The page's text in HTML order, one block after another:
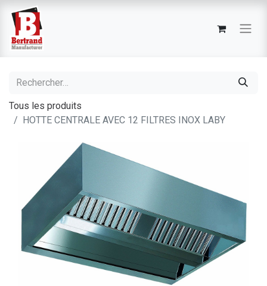
Tous les produits
HOTTE CENTRALE AVEC 12 FILTRES INOX LABY